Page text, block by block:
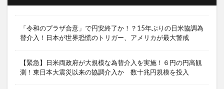
「令和のプラザ合意」で円安終了か！？15年ぶりの日米協調為
替介入！日本が世界恐慌のトリガー、アメリカが最大警戒
【緊急】日米両政府が大規模な為替介入を実施！６円の円高観
測！東日本大震災以来の協調介入か 数十兆円規模を投入